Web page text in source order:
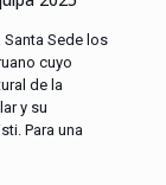
Santa Sede los
cuyo
de la
y su
Para una